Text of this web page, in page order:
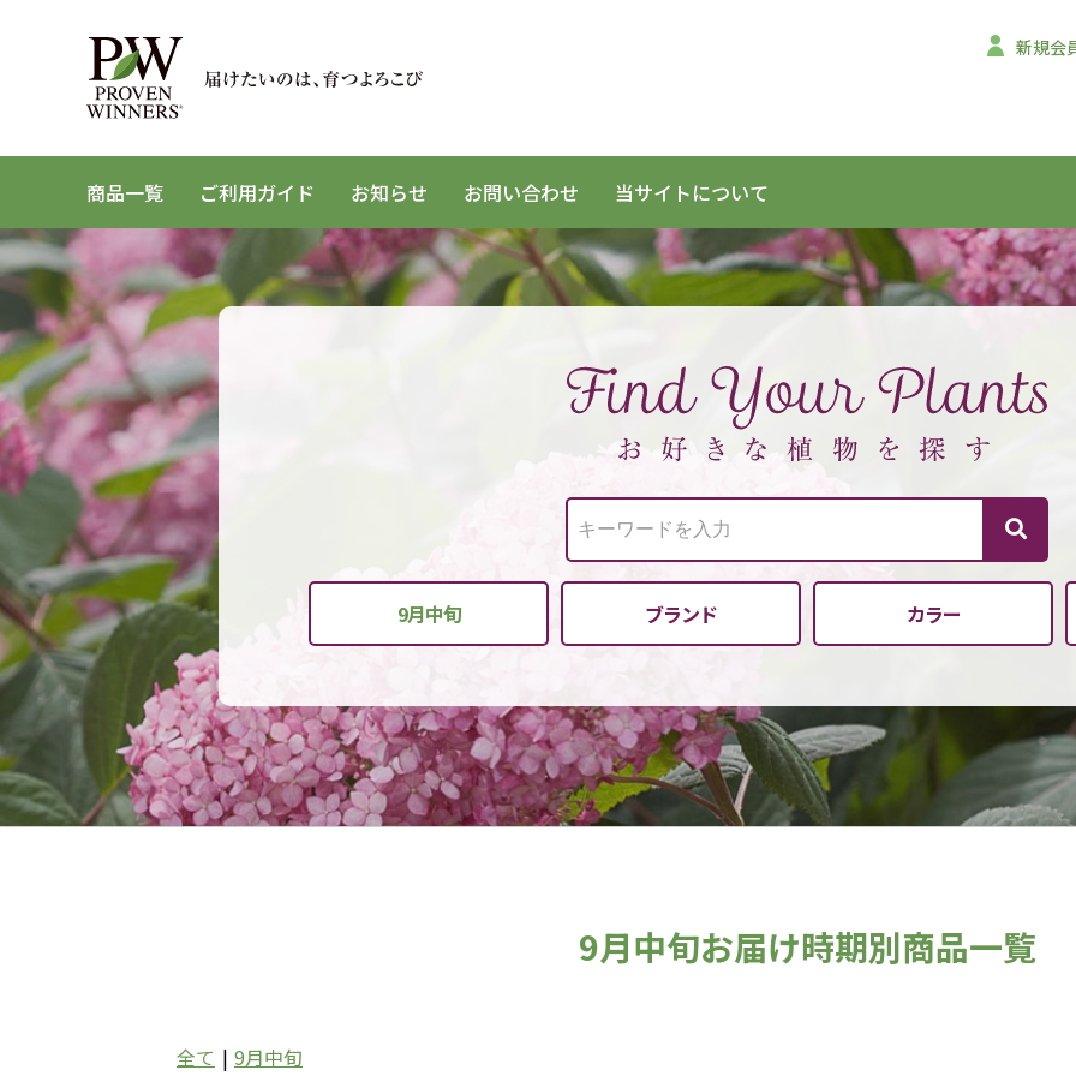
新規会
商品一覧 ご利用ガイド お知らせ お問い合わせ 当サイトについて
9月中旬 ブランド カラー
9月中旬お届け時期別商品一覧
全て | 9月中旬